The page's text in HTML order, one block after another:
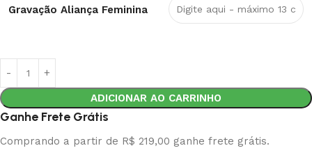
Gravação Aliança Feminina
ADICIONAR AO CARRINHO
Ganhe Frete Grátis
Comprando a partir de R$ 219,00 ganhe frete grátis.